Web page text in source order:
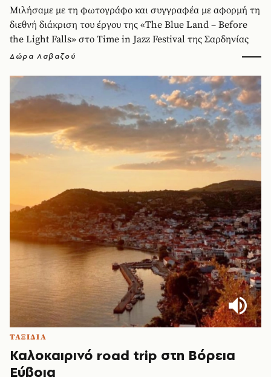
Μιλήσαμε με τη φωτογράφο και συγγραφέα με αφορμή τη
διεθνή διάκριση του έργου της «The Blue Land – Before
the Light Falls» στο Time in Jazz Festival της Σαρδηνίας
Δώρα Λαβαζού
ΤΑΞΙΔΙΑ
Καλοκαιρινό road trip στη Βόρεια
Εύβοια